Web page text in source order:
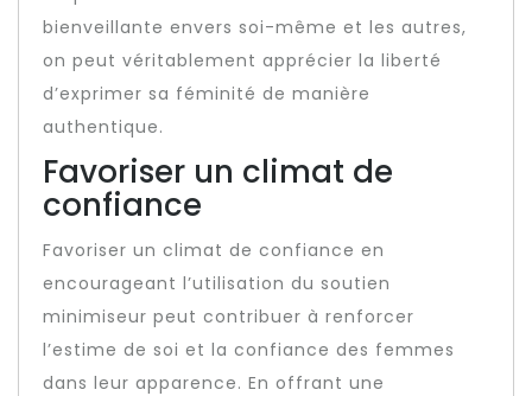
bienveillante envers soi-même et les autres,
on peut véritablement apprécier la liberté
d’exprimer sa féminité de manière
authentique.
Favoriser un climat de
confiance
Favoriser un climat de confiance en
encourageant l’utilisation du soutien
minimiseur peut contribuer à renforcer
l’estime de soi et la confiance des femmes
dans leur apparence. En offrant une